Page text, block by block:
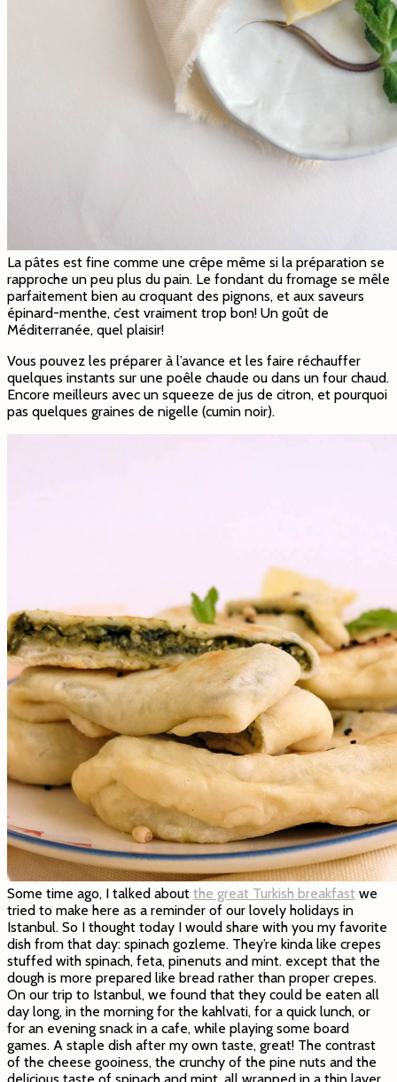
La pâtes est fine comme une crêpe même si la préparation se
rapproche un peu plus du pain. Le fondant du fromage se mêle
parfaitement bien au croquant des pignons, et aux saveurs
épinard-menthe, c’est vraiment trop bon! Un goût de
Méditerranée, quel plaisir!
Vous pouvez les préparer à l’avance et les faire réchauffer
quelques instants sur une poêle chaude ou dans un four chaud.
Encore meilleurs avec un squeeze de jus de citron, et pourquoi
pas quelques graines de nigelle (cumin noir).
Some time ago, I talked about the great Turkish breakfast we
tried to make here as a reminder of our lovely holidays in
Istanbul. So I thought today I would share with you my favorite
dish from that day: spinach gozleme. They’re kinda like crepes
stuffed with spinach, feta, pinenuts and mint. except that the
dough is more prepared like bread rather than proper crepes.
On our trip to Istanbul, we found that they could be eaten all
day long, in the morning for the kahlvati, for a quick lunch, or
for an evening snack in a cafe, while playing some board
games. A staple dish after my own taste, great! The contrast
of the cheese gooiness, the crunchy of the pine nuts and the